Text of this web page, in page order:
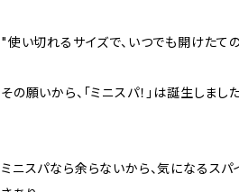
"使い切れるサイズで、いつでも開けたて
その願いから、「ミニスパ！」は誕生しました
ミニスパなら余らないから、気になるス